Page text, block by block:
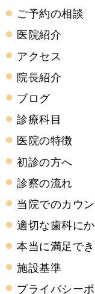
ご予約の相談
医院紹介
アクセス
院長紹介
ブログ
診療科目
医院の特徴
初診の方へ
診察の流れ
当院でのカウ
適切な歯科に
本当に満足で
施設基準
プライバシー